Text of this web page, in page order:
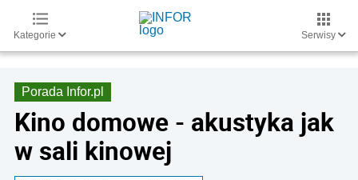
Kategorie Serwisy
Porada Infor.pl
Kino domowe - akustyka jak
w sali kinowej